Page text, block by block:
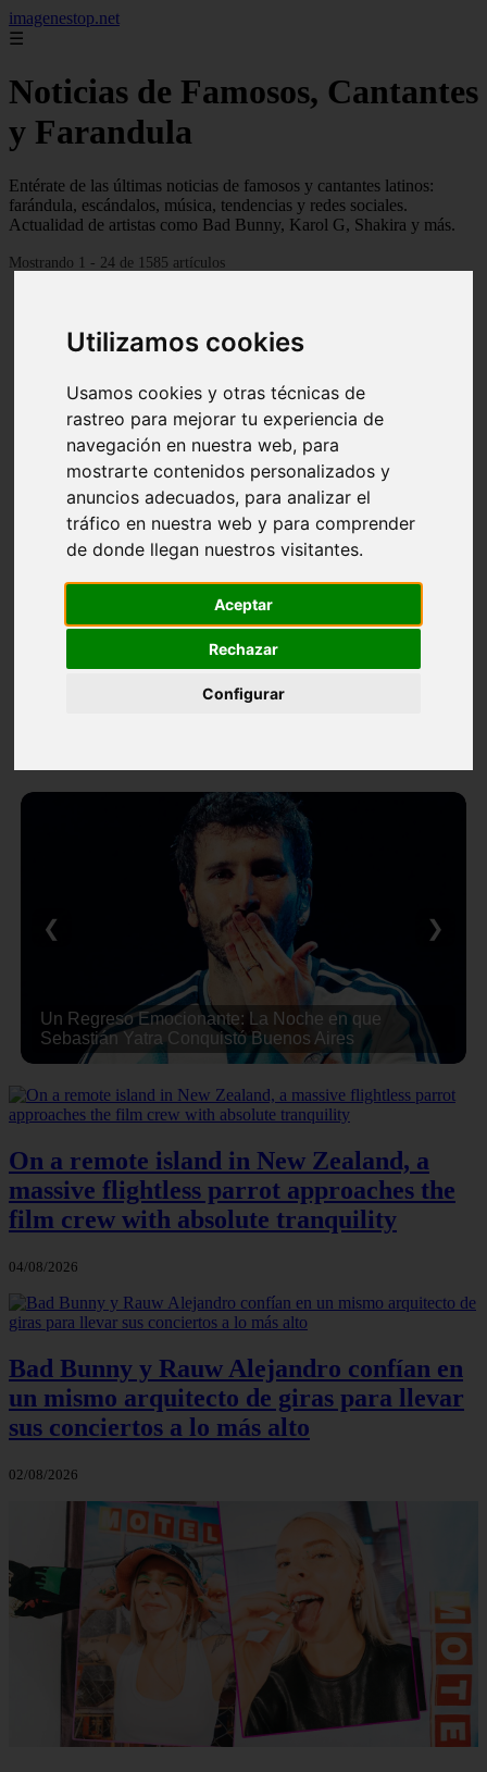
Utilizamos cookies
Usamos cookies y otras técnicas de
rastreo para mejorar tu experiencia de
navegación en nuestra web, para
mostrarte contenidos personalizados y
anuncios adecuados, para analizar el
tráfico en nuestra web y para comprender
de donde llegan nuestros visitantes.
Aceptar
Rechazar
Configurar
imagenestop.net
☰
Noticias de Famosos, Cantantes
y Farandula
Entérate de las últimas noticias de famosos y cantantes latinos:
farándula, escándalos, música, tendencias y redes sociales.
Actualidad de artistas como Bad Bunny, Karol G, Shakira y más.
Mostrando 1 - 24 de 1585 artículos
Un Regreso Emocionante: La Noche en que
Sebastián Yatra Conquistó Buenos Aires
❮ ❯
On a remote island in New Zealand, a
massive flightless parrot approaches the
film crew with absolute tranquility
04/08/2026
Bad Bunny y Rauw Alejandro confían en
un mismo arquitecto de giras para llevar
sus conciertos a lo más alto
02/08/2026